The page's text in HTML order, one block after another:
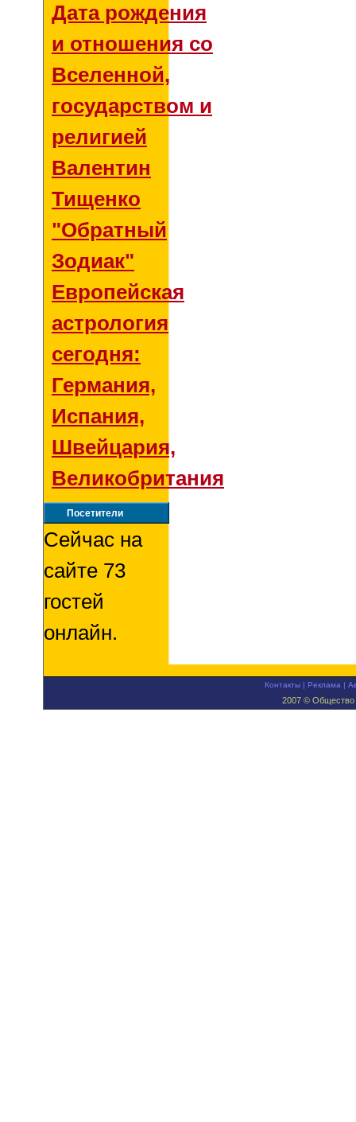
Дата рождения
и отношения со
Вселенной,
государством и
религией
Валентин
Тищенко
"Обратный
Зодиак"
Европейская
астрология
сегодня:
Германия,
Испания,
Швейцария,
Великобритания
Посетители
Сейчас на
сайте 73
гостей
онлайн.
Контакты |Реклама |
2007 © Общество